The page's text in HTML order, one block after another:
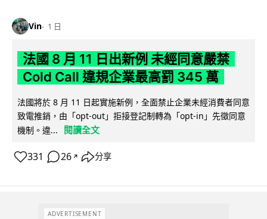
Vin 1 日
法國 8 月 11 日出新例 未經同意嚴禁
Cold Call 違規企業最高罰 345 萬
法國將於 8 月 11 日起實施新例，全面禁止企業未經消費者同意
致電推銷，由「opt-out」拒接登記制轉為「opt-in」先徵同意
機制。違...
閱讀全文
331 26 ↗ 分享
ADVERTISEMENT